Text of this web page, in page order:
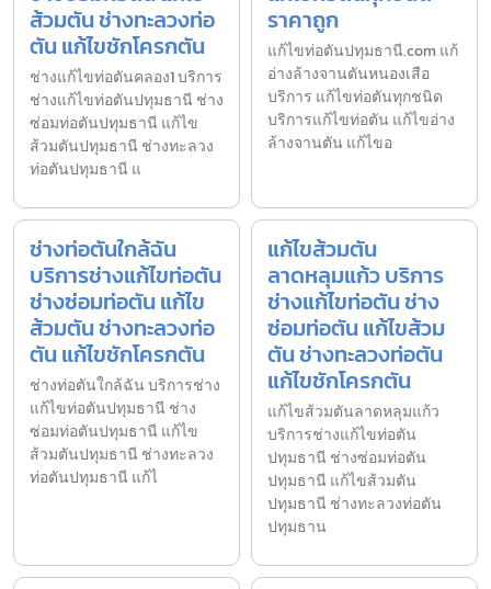
ส้วมตัน ช่างทะลวงท่อ
ตัน แก้ไขชักโครกตัน
ช่างแก้ไขท่อตันคลอง1 บริการ
ช่างแก้ไขท่อตันปทุมธานี ช่าง
ซ่อมท่อตันปทุมธานี แก้ไข
ส้วมตันปทุมธานี ช่างทะลวง
ท่อตันปทุมธานี แ
ราคาถูก
แก้ไขท่อตันปทุมธานี.com แก้
อ่างล้างจานตันหนองเสือ
บริการ แก้ไขท่อตันทุกชนิด
บริการแก้ไขท่อตัน แก้ไขอ่าง
ล้างจานตัน แก้ไขอ
ช่างท่อตันใกล้ฉัน
บริการช่างแก้ไขท่อตัน
ช่างซ่อมท่อตัน แก้ไข
ส้วมตัน ช่างทะลวงท่อ
ตัน แก้ไขชักโครกตัน
ช่างท่อตันใกล้ฉัน บริการช่าง
แก้ไขท่อตันปทุมธานี ช่าง
ซ่อมท่อตันปทุมธานี แก้ไข
ส้วมตันปทุมธานี ช่างทะลวง
ท่อตันปทุมธานี แก้ไ
แก้ไขส้วมตัน
ลาดหลุมแก้ว บริการ
ช่างแก้ไขท่อตัน ช่าง
ซ่อมท่อตัน แก้ไขส้วม
ตัน ช่างทะลวงท่อตัน
แก้ไขชักโครกตัน
แก้ไขส้วมตันลาดหลุมแก้ว
บริการช่างแก้ไขท่อตัน
ปทุมธานี ช่างซ่อมท่อตัน
ปทุมธานี แก้ไขส้วมตัน
ปทุมธานี ช่างทะลวงท่อตัน
ปทุมธาน